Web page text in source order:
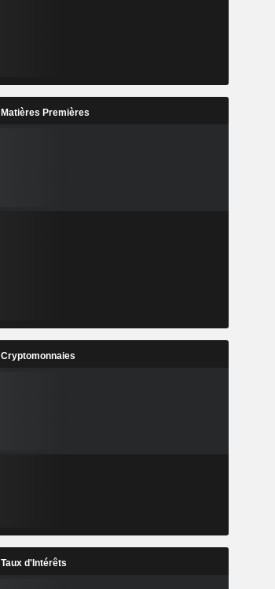
Matières Premières
Cryptomonnaies
Taux d'Intérêts